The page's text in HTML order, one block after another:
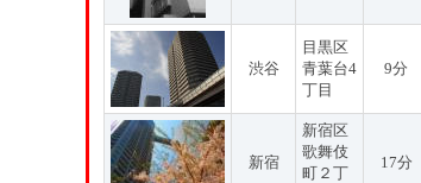
渋谷
目黒区
青葉台4
丁目
9分
新宿
新宿区
歌舞伎
町２丁
17分